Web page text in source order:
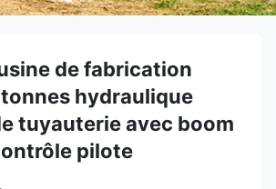
de fabrication
hydraulique
tuyauterie avec boom
pilote